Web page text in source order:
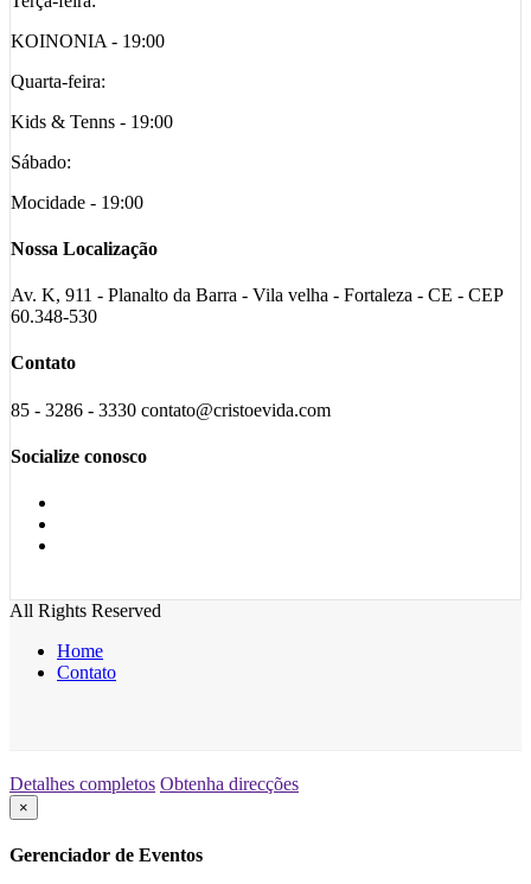
KOINONIA - 19:00
Quarta-feira:
Kids & Tenns - 19:00
Sábado:
Mocidade - 19:00
Nossa Localização
Av. K, 911 - Planalto da Barra - Vila velha - Fortaleza - CE - CEP
60.348-530
Contato
85 - 3286 - 3330 contato@cristoevida.com
Socialize conosco
All Rights Reserved
Home
Contato
Detalhes completos Obtenha direcções
×
Gerenciador de Eventos